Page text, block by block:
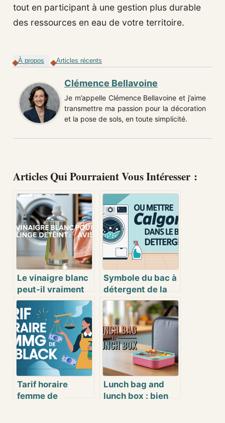
tout en participant à une gestion plus durable
des ressources en eau de votre territoire.
À propos Articles récents
Clémence Bellavoine
Je m’appelle Clémence Bellavoine et j’aime
transmettre ma passion pour la décoration
et la pose de sols, en toute simplicité.
Articles Qui Pourraient Vous Intéresser :
Le vinaigre blanc
peut-il vraiment
raviver un linge
déteint ? Avis,
conseils et
solutions
Symbole du bac à
détergent de la
machine à laver :
comment
reconnaître
l’emplacement du
Calgon
Tarif horaire
femme de
Lunch bag and
lunch box : bien